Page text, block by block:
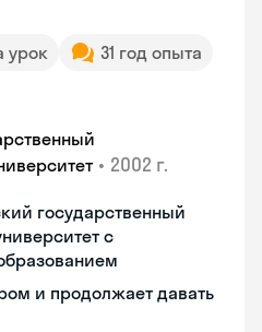
урок
31 год опыта
• 2002 г.
государственный
с
и продолжает давать